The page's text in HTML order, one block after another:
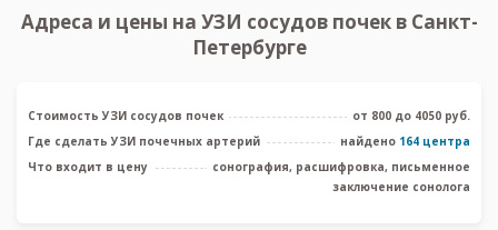
Адреса и цены на УЗИ сосудов почек в Санкт-
Петербурге
Стоимость УЗИ сосудов почек
от 800 до 4050 руб.
Где сделать УЗИ почечных артерий
найдено 164 центра
Что входит в цену
сонография, расшифровка, письменное
заключение сонолога